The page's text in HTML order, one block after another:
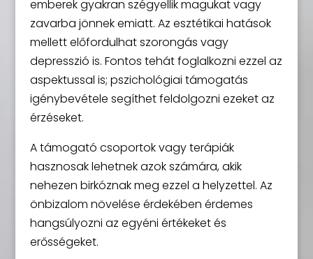
emberek gyakran szégyellik magukat vagy
zavarba jönnek emiatt. Az esztétikai hatások
mellett előfordulhat szorongás vagy
depresszió is. Fontos tehát foglalkozni ezzel az
aspektussal is; pszichológiai támogatás
igénybevétele segíthet feldolgozni ezeket az
érzéseket.
A támogató csoportok vagy terápiák
hasznosak lehetnek azok számára, akik
nehezen birkóznak meg ezzel a helyzettel. Az
önbizalom növelése érdekében érdemes
hangsúlyozni az egyéni értékeket és
erősségeket.